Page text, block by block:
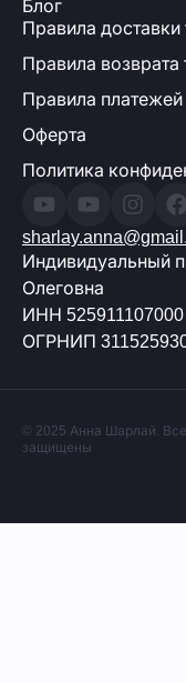
Блог
Правила доставки
Правила возврата
Правила платежей
Оферта
Политика
Индивидуальный
Олеговна
ИНН 525911107000
ОГРНИП
© 2025 Анна Шарлай.
защищены